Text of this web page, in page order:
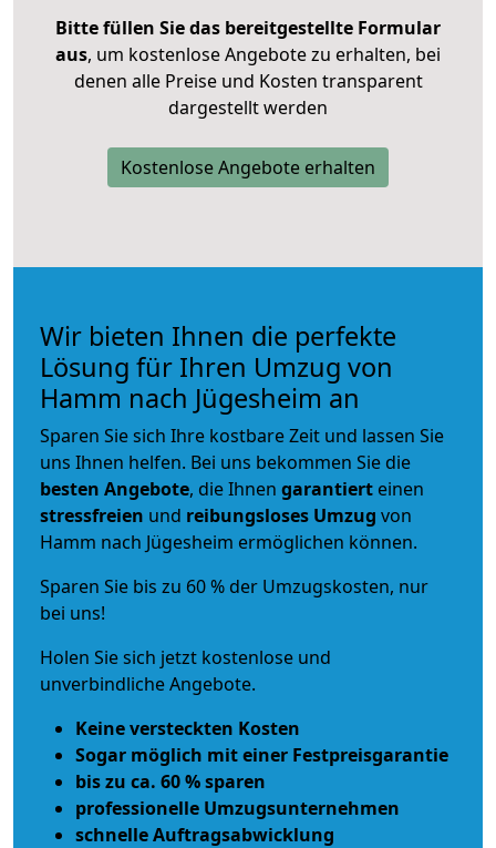
Bitte füllen Sie das bereitgestellte Formular
aus, um kostenlose Angebote zu erhalten, bei
denen alle Preise und Kosten transparent
dargestellt werden
Kostenlose Angebote erhalten
Wir bieten Ihnen die perfekte
Lösung für Ihren Umzug von
Hamm nach Jügesheim an
Sparen Sie sich Ihre kostbare Zeit und lassen Sie
uns Ihnen helfen. Bei uns bekommen Sie die
besten Angebote, die Ihnen garantiert einen
stressfreien und reibungsloses Umzug von
Hamm nach Jügesheim ermöglichen können.
Sparen Sie bis zu 60 % der Umzugskosten, nur
bei uns!
Holen Sie sich jetzt kostenlose und
unverbindliche Angebote.
Keine versteckten Kosten
Sogar möglich mit einer Festpreisgarantie
bis zu ca. 60 % sparen
professionelle Umzugsunternehmen
schnelle Auftragsabwicklung